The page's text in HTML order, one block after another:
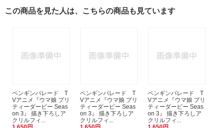
この商品を見た人は、こちらの商品も見ています
ペンギンパレード T
Vアニメ『ウマ娘 プリ
ティーダービー Seas
on 3』 描き下ろしア
クリルフィ...
ペンギンパレード T
Vアニメ『ウマ娘 プリ
ティーダービー Seas
on 3』 描き下ろしア
クリルフィ...
ペンギンパレード T
Vアニメ『ウマ娘 プリ
ティーダービー Seas
on 3』 描き下ろしア
クリルフィ...